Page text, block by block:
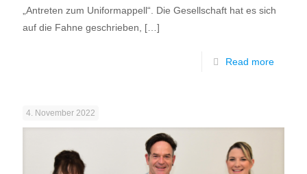
„Antreten zum Uniformappell“. Die Gesellschaft hat es sich
auf die Fahne geschrieben,
[…]
Read more
4. November 2022